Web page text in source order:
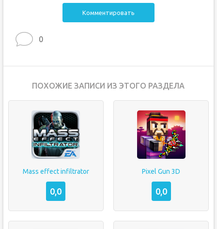
Комментировать
0
ПОХОЖИЕ ЗАПИСИ ИЗ ЭТОГО РАЗДЕЛА
Mass effect infiltrator
0,0
Pixel Gun 3D
0,0